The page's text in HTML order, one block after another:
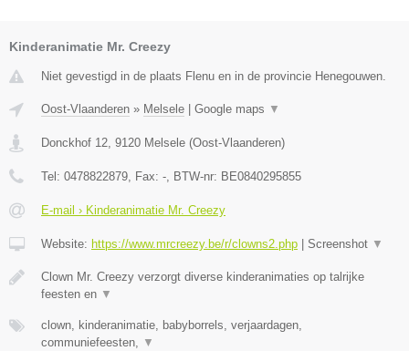
Kinderanimatie Mr. Creezy
Niet gevestigd in de plaats Flenu en in de provincie Henegouwen.
Oost-Vlaanderen » Melsele Google maps ▼
Donckhof 12, 9120 Melsele (Oost-Vlaanderen)
Tel: 0478822879, Fax: -, BTW-nr: BE0840295855
E-mail › Kinderanimatie Mr. Creezy
Website: https://www.mrcreezy.be/r/clowns2.php Screenshot ▼
Clown Mr. Creezy verzorgt diverse kinderanimaties op talrijke
feesten en ▼
clown, kinderanimatie, babyborrels, verjaardagen,
communiefeesten, ▼